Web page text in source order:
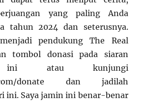
yang paling Anda
tahun 2024 dan seterusnya.
pendukung The Real
tombol donasi pada siaran
ini atau kunjungi
donate dan jadilah
ini. Saya jamin ini benar-benar